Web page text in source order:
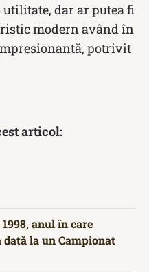
dar ar putea fi
modern având în
potrivit
articol:
anul în care
la un Campionat